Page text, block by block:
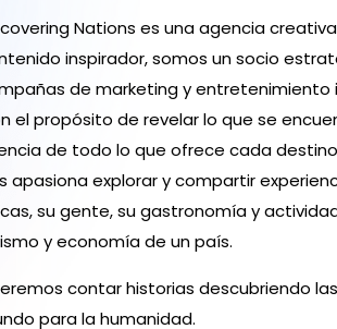
Nations es una agencia
inspirador, somos un socio
de marketing y entretenimiento
el propósito de revelar lo que se
de todo lo que ofrece cada
apasiona explorar y compartir
su gente, su gastronomía y
y economía de un país.
contar historias descubriendo
para la humanidad.